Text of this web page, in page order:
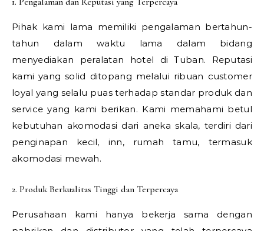
Pihak kami lama memiliki pengalaman bertahun-
tahun dalam waktu lama dalam bidang
menyediakan peralatan hotel di Tuban. Reputasi
kami yang solid ditopang melalui ribuan customer
loyal yang selalu puas terhadap standar produk dan
service yang kami berikan. Kami memahami betul
kebutuhan akomodasi dari aneka skala, terdiri dari
penginapan kecil, inn, rumah tamu, termasuk
akomodasi mewah.
2. Produk Berkualitas Tinggi dan Terpercaya
Perusahaan kami hanya bekerja sama dengan